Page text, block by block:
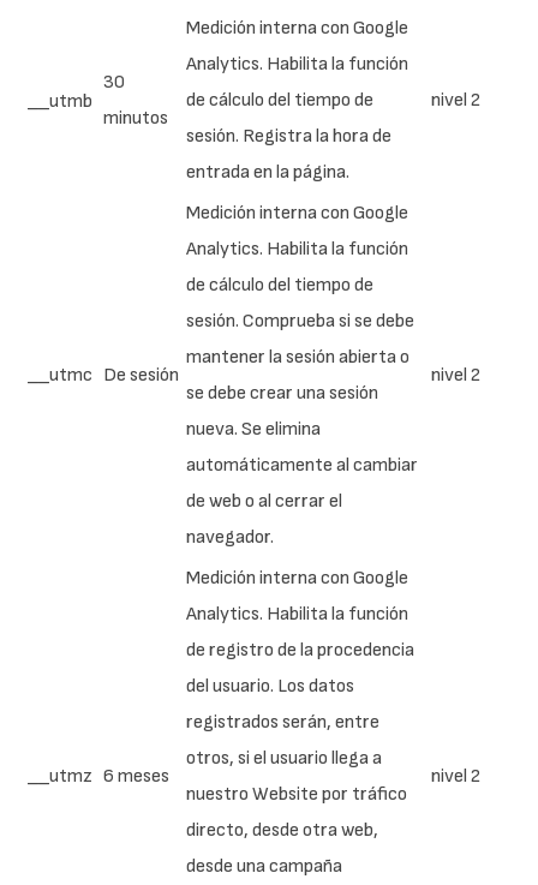
__utmb
30
minutos
Medición interna con Google
Analytics. Habilita la función
de cálculo del tiempo de
sesión. Registra la hora de
entrada en la página.
nivel 2
__utmc De sesión
Medición interna con Google
Analytics. Habilita la función
de cálculo del tiempo de
sesión. Comprueba si se debe
mantener la sesión abierta o
se debe crear una sesión
nueva. Se elimina
automáticamente al cambiar
de web o al cerrar el
navegador.
nivel 2
__utmz 6 meses
Medición interna con Google
Analytics. Habilita la función
de registro de la procedencia
del usuario. Los datos
registrados serán, entre
otros, si el usuario llega a
nuestro Website por tráfico
directo, desde otra web,
desde una campaña
nivel 2